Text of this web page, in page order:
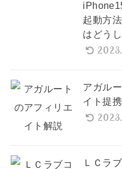
起動方
はどう
アガル
イト提
ＬＣラ